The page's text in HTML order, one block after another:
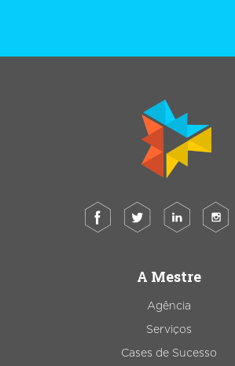
A Mestre
Agência
Serviços
Cases de Sucesso